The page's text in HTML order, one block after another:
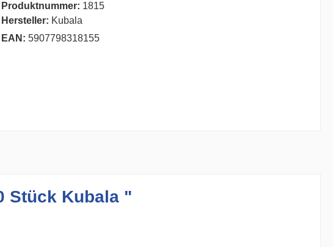
Produktnummer: 1815
Hersteller: Kubala
EAN: 5907798318155
Stück Kubala "